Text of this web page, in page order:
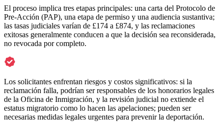
El proceso implica tres etapas principales: una carta del Protocolo de
Pre-Acción (PAP), una etapa de permiso y una audiencia sustantiva;
las tasas judiciales varían de £174 a £874, y las reclamaciones
exitosas generalmente conducen a que la decisión sea reconsiderada,
no revocada por completo.
Los solicitantes enfrentan riesgos y costos significativos: si la
reclamación falla, podrían ser responsables de los honorarios legales
de la Oficina de Inmigración, y la revisión judicial no extiende el
estatus migratorio como lo hacen las apelaciones; pueden ser
necesarias medidas legales urgentes para prevenir la deportación.